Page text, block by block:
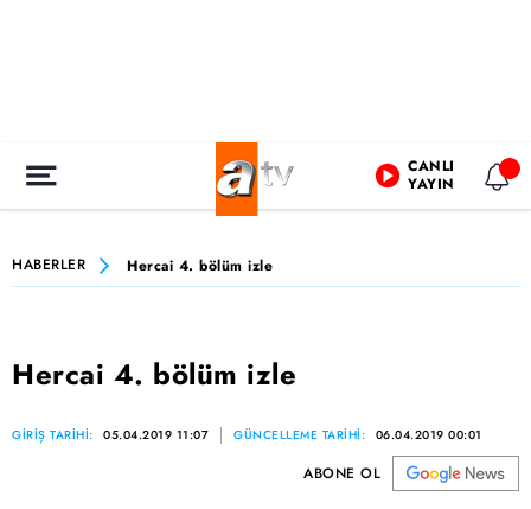
CANLI
YAYIN
HABERLER Hercai 4. bölüm izle
Hercai 4. bölüm izle
GİRİŞ TARİHİ: 05.04.2019 11:07 GÜNCELLEME TARİHİ: 06.04.2019 00:01
ABONE OL